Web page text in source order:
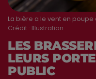
La bière a le vent en poupe
Crédit : Illustration
LES
LEURS
PUBLIC